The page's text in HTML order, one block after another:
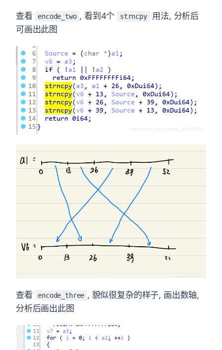
查看 encode_two , 看到4个 strncpy
用法, 分析后
可画出此图
查看 encode_three , 貌似很复杂的样子, 画出数轴,
分析后画出此图